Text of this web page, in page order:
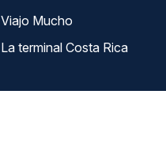
Viajo Mucho
La terminal Costa Rica